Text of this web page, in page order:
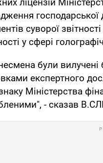
ліцензій
господарської
суворої
у сфері
були
експертного
Міністерства
- сказав